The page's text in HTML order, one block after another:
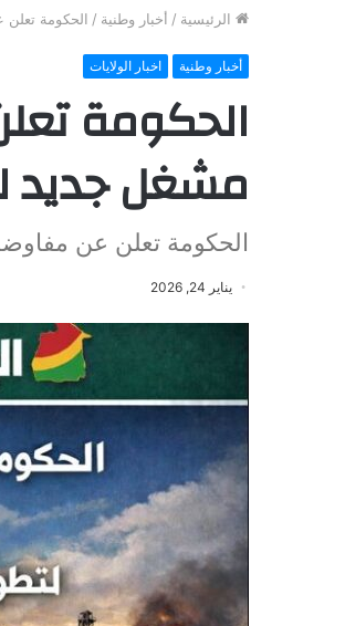
الرئيسية / أخبار وطنية / الحكومة
أخبار وطنية اخبار الولايات
الحكومة
مشغل جديد
الحكومة تعلن عن
يناير 24, 2026